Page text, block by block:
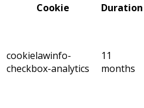
Cookie
Duration
cookielawinfo-
checkbox-analytics
11
months